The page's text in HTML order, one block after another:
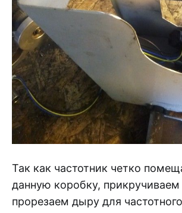
Так как частотник четко
данную коробку, прикручиваем
прорезаем дыру для частотного